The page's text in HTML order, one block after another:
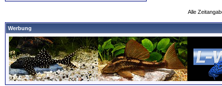
Alle
Werbung